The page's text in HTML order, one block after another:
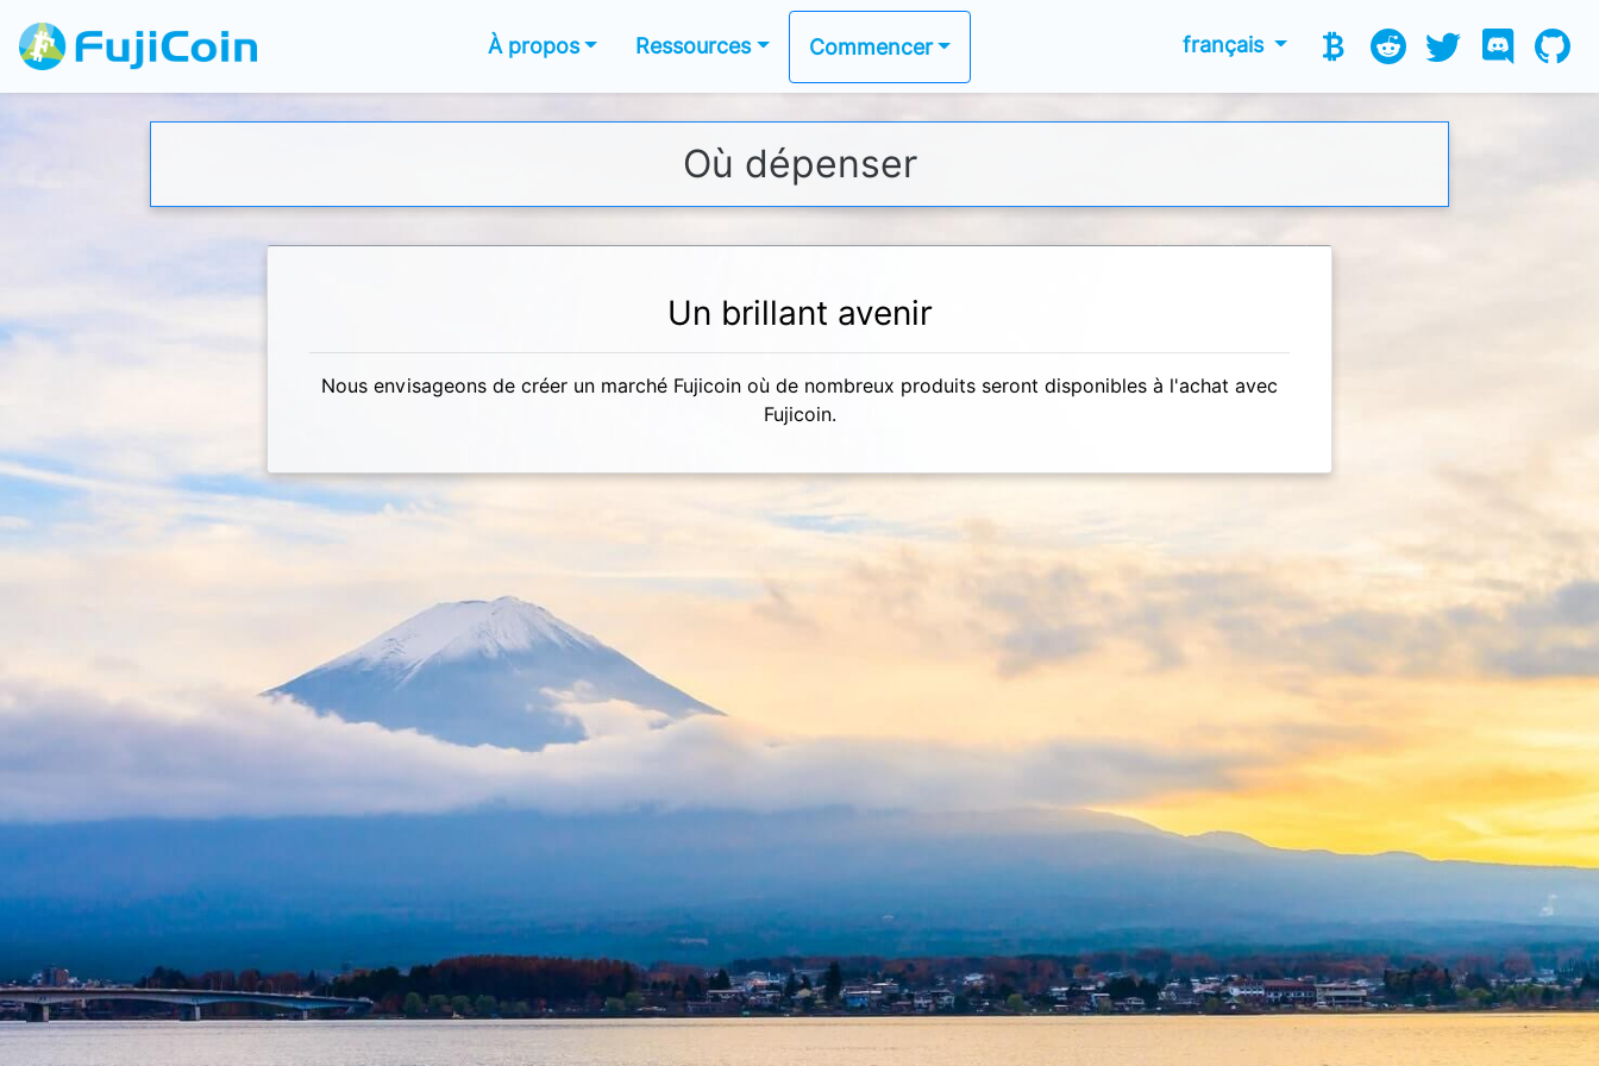
À propos Ressources Commencer français
Où dépenser
Un brillant avenir
Nous envisageons de créer un marché Fujicoin où de nombreux produits seront disponibles à l'achat avec
Fujicoin.